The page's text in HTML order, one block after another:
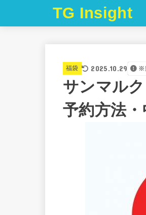
TG Insight
福袋 2025.10.29 ※
サンマル
予約方法